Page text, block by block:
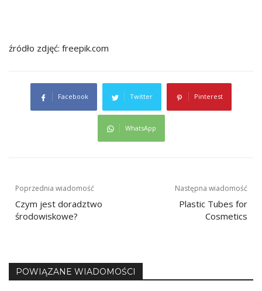
źródło zdjęć: freepik.com
Facebook Twitter Pinterest
WhatsApp
Post
navigation
Poprzednia wiadomość
Czym jest doradztwo
środowiskowe?
Następna wiadomość
Plastic Tubes for
Cosmetics
POWIĄZANE WIADOMOŚCI